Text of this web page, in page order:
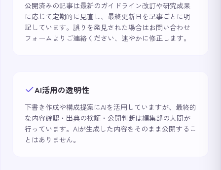
公開済みの記事は最新のガイドライン改訂や研究成果
に応じて定期的に見直し、最終更新日を記事ごとに明
記しています。誤りを発見された場合はお問い合わせ
フォームよりご連絡ください、速やかに修正します。
AI活用の透明性
下書き作成や構成提案にAIを活用していますが、最終的
な内容確認・出典の検証・公開判断は編集部の人間が
行っています。AIが生成した内容をそのまま公開するこ
とはありません。